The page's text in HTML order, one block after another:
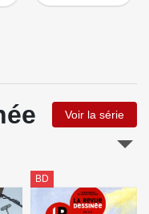
Voir la série
BD